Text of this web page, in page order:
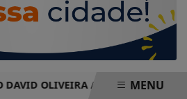
OLIVEIRA AUTO POSTO
MENU